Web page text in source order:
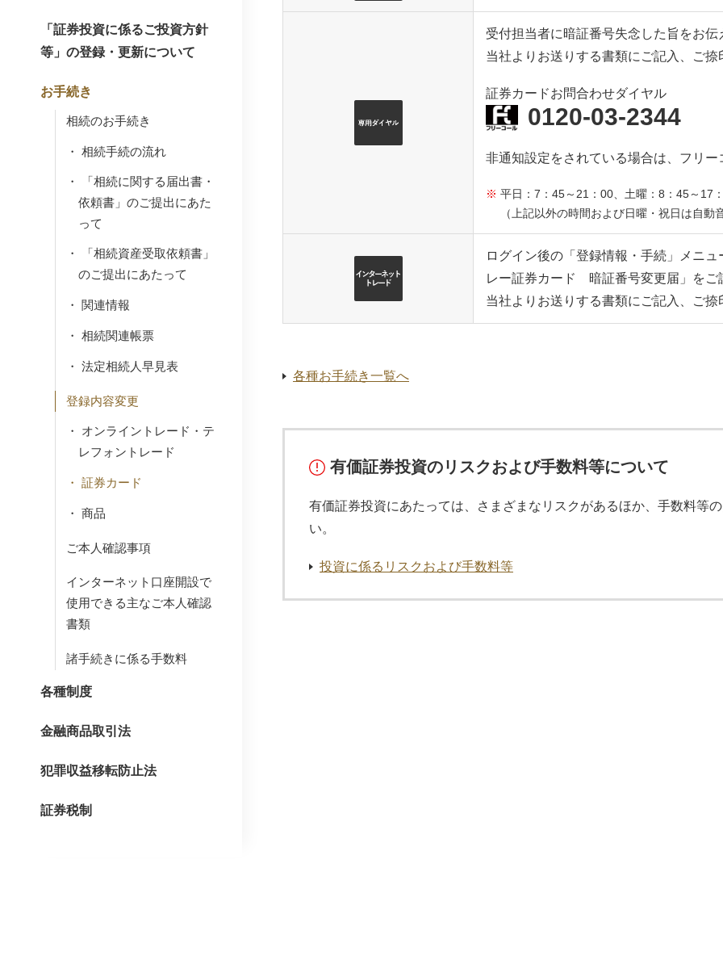
受付担当者に暗証番号失念した旨をお伝
当社よりお送りする書類にご記入、ご捺
証券カードお問合わせダイヤル
0120-03-2344
非通知設定をされている場合は、フリー
平日：7：45～21：00、土曜：8：45～17
（上記以外の時間および日曜・祝日は自動
ログイン後の「登録情報・手続」メニ
レー証券カード 暗証番号変更届」をご
当社よりお送りする書類にご記入、ご捺
各種お手続き一覧へ
有価証券投資のリスクおよび手数料等について
有価証券投資にあたっては、さまざまなリスクがあるほか、手数料等
い。
投資に係るリスクおよび手数料等
「証券投資に係るご投資方針
等」の登録・更新について
お手続き
相続のお手続き
相続手続の流れ
「相続に関する届出書・
依頼書」のご提出にあた
って
「相続資産受取依頼書」
のご提出にあたって
関連情報
相続関連帳票
法定相続人早見表
登録内容変更
オンライントレード・テ
レフォントレード
証券カード
商品
ご本人確認事項
インターネット口座開設で
使用できる主なご本人確認
書類
諸手続きに係る手数料
各種制度
金融商品取引法
犯罪収益移転防止法
証券税制